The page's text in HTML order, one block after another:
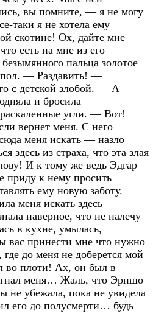
вы помните, — я не могу
таки я не хотела ему
скотине! Ох, дайте мне
есть на мне из его
пальца золотое
пол. — Раздавить! —
с детской злобой. — А
и бросила
угли. — Вот!
вернет меня. С него
меня искать — назло
здесь из страха, что эта злая
И к тому же ведь Эдгар
приду к нему просить
ему новую заботу.
меня искать здесь
наверное, что не налечу
в кухне, умылась,
вас принести мне что нужно
где до меня не доберется мой
во плоти! Ах, он был в
меня… Жаль, что Эрншо
не убежала, пока не увидела
его до полусмерти… будь